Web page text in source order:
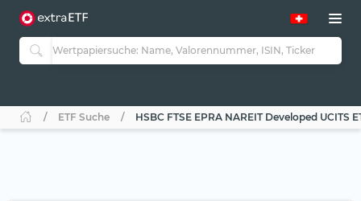
ETF Suche HSBC FTSE EPRA NAREIT Developed UCITS